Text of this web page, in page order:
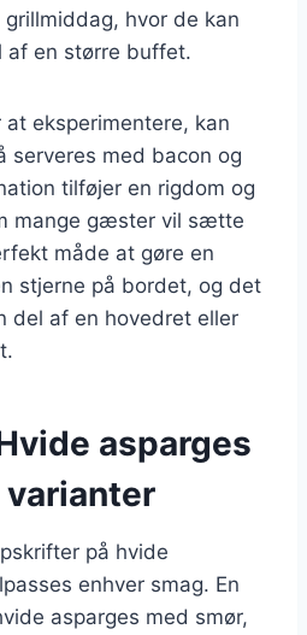
hvor de kan
af en større buffet.
eksperimentere, kan
serveres med bacon og
tilføjer en rigdom og
mange gæster vil sætte
måde at gøre en
stjerne på bordet, og det
del af en hovedret eller
asparges
på hvide
enhver smag. En
asparges med smør,